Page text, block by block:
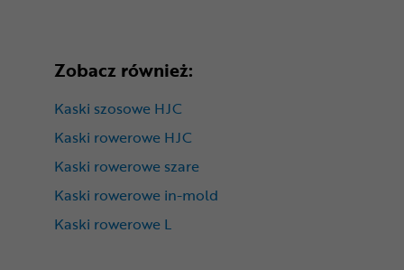
Zobacz również:
Kaski szosowe HJC
Kaski rowerowe HJC
Kaski rowerowe szare
Kaski rowerowe in-mold
Kaski rowerowe L